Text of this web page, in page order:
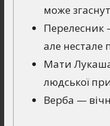
може
Перелесник
але нестале
Мати
людської
Верба —